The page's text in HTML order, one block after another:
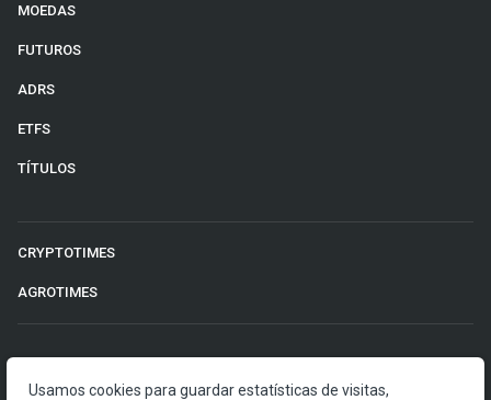
MOEDAS
FUTUROS
ADRS
ETFS
TÍTULOS
CRYPTOTIMES
AGROTIMES
Usamos cookies para guardar estatísticas de visitas,